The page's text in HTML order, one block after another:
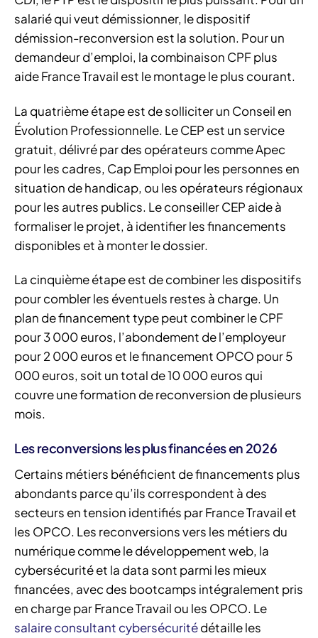
salarié qui veut démissionner, le dispositif
démission-reconversion est la solution. Pour un
demandeur d’emploi, la combinaison CPF plus
aide France Travail est le montage le plus courant.
La quatrième étape est de solliciter un Conseil en
Évolution Professionnelle. Le CEP est un service
gratuit, délivré par des opérateurs comme Apec
pour les cadres, Cap Emploi pour les personnes en
situation de handicap, ou les opérateurs régionaux
pour les autres publics. Le conseiller CEP aide à
formaliser le projet, à identifier les financements
disponibles et à monter le dossier.
La cinquième étape est de combiner les dispositifs
pour combler les éventuels restes à charge. Un
plan de financement type peut combiner le CPF
pour 3 000 euros, l’abondement de l’employeur
pour 2 000 euros et le financement OPCO pour 5
000 euros, soit un total de 10 000 euros qui
couvre une formation de reconversion de plusieurs
mois.
Les reconversions les plus financées en 2026
Certains métiers bénéficient de financements plus
abondants parce qu’ils correspondent à des
secteurs en tension identifiés par France Travail et
les OPCO. Les reconversions vers les métiers du
numérique comme le développement web, la
cybersécurité et la data sont parmi les mieux
financées, avec des bootcamps intégralement pris
en charge par France Travail ou les OPCO. Le
salaire consultant cybersécuritédétaille les